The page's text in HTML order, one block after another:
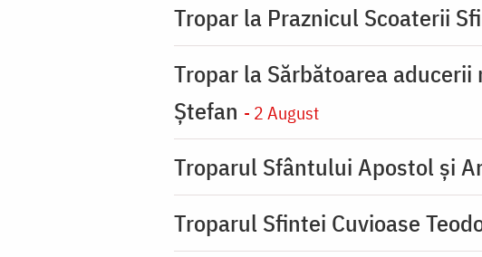
Tropar la Praznicul Scoaterii
Tropar la Sărbătoarea
Ştefan - 2 August
Troparul Sfântului Apostol și
Troparul Sfintei Cuvioase